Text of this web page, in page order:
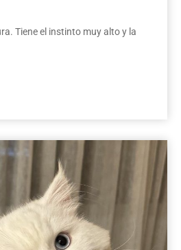
Tiene el instinto muy alto y la